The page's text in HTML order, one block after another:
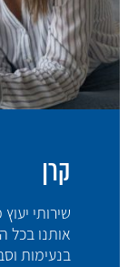
קרן
שירותי
אותנו
בנעימות